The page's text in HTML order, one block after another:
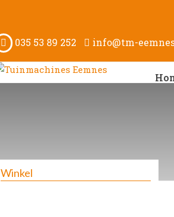
035 53 89 252 info@tm-
Winkel